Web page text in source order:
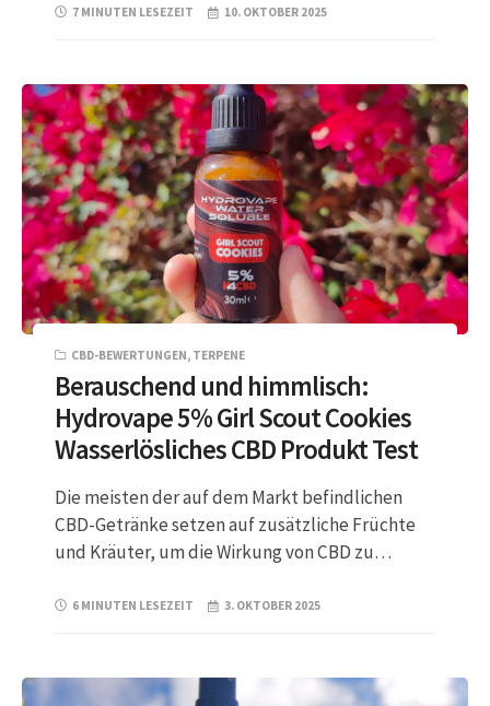
7 MINUTEN LESEZEIT 10. OKTOBER 2025
CBD-BEWERTUNGEN, TERPENE
Berauschend und himmlisch:
Hydrovape 5% Girl Scout Cookies
Wasserlösliches CBD Produkt Test
Die meisten der auf dem Markt befindlichen
CBD-Getränke setzen auf zusätzliche Früchte
und Kräuter, um die Wirkung von CBD zu…
6 MINUTEN LESEZEIT 3. OKTOBER 2025